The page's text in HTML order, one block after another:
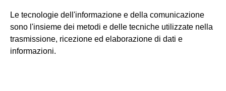
Le tecnologie dell'informazione e della comunicazione
sono l'insieme dei metodi e delle tecniche utilizzate nella
trasmissione, ricezione ed elaborazione di dati e
informazioni.